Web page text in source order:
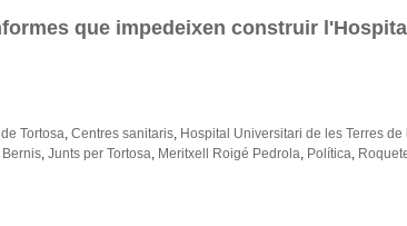
que impedeixen construir
Tortosa, Centres sanitaris, Hospital Universitari de les Terres de
, Junts per Tortosa, Meritxell Roigé Pedrola, Política,